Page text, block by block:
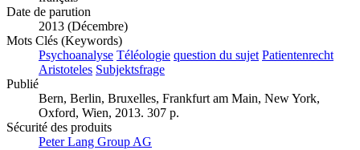
Date de parution
2013 (Décembre)
Mots Clés (Keywords)
Psychoanalyse Téléologie question du sujet Patientenrecht
Aristoteles Subjektsfrage
Publié
Bern, Berlin, Bruxelles, Frankfurt am Main, New York,
Oxford, Wien, 2013. 307 p.
Sécurité des produits
Peter Lang Group AG